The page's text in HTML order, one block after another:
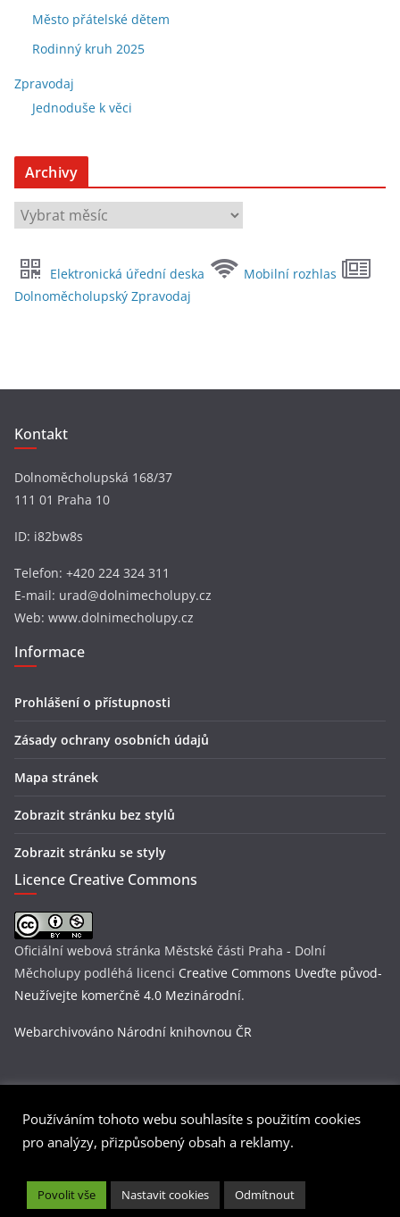
Město přátelské dětem
Rodinný kruh 2025
Zpravodaj
Jednoduše k věci
Archivy
A
r
h
i
Elektronická úřední deska
Mobilní rozhlas
Dolnoměcholupský Zpravodaj
Kontakt
Dolnoměcholupská 168/37
111 01 Praha 10
ID: i82bw8s
Telefon: +420 224 324 311
E-mail: urad@dolnimecholupy.cz
Web: www.dolnimecholupy.cz
Informace
Prohlášení o přístupnosti
Zásady ochrany osobních údajů
Mapa stránek
Zobrazit stránku bez stylů
Zobrazit stránku se styly
Licence Creative Commons
Oficiální webová stránka Městské části Praha - Dolní
Měcholupy podléhá licenci Creative Commons Uveďte původ-
Neužívejte komerčně 4.0 Mezinárodní.
Webarchivováno Národní knihovnou ČR
Copyright © 2026Praha-Dolní Měcholupy. Všechna práva
Šablona:ColorMagod ThemeGrill. PoužívámeWordPress
češtině).
Používáním tohoto webu souhlasíte s použitím cookies
pro analýzy, přizpůsobený obsah a reklamy.
Povolit vše Nastavit cookies Odmítnout